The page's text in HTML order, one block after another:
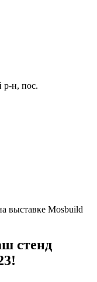
р-н, пос.
выставке Mosbuild
стенд